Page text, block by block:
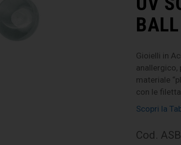
Gioielli in
anallergico,
materiale
con le
Scopri la
Cod.